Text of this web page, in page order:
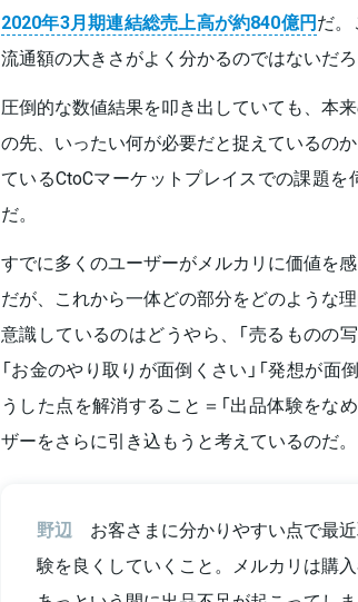
2020年3月期連結総売上高が約840億円だ
流通額の大きさがよく分かるのではないだろ
圧倒的な数値結果を叩き出していても、本
の先、いったい何が必要だと捉えているの
ているCtoCマーケットプレイスでの課題を
だ。
すでに多くのユーザーがメルカリに価値を
だが、これから一体どの部分をどのような
意識しているのはどうやら、「売るものの
「お金のやり取りが面倒くさい」「発想が面
うした点を解消すること＝「出品体験をな
ザーをさらに引き込もうと考えているのだ。
野辺
お客さまに分かりやすい点で最
験を良くしていくこと。メルカリは購